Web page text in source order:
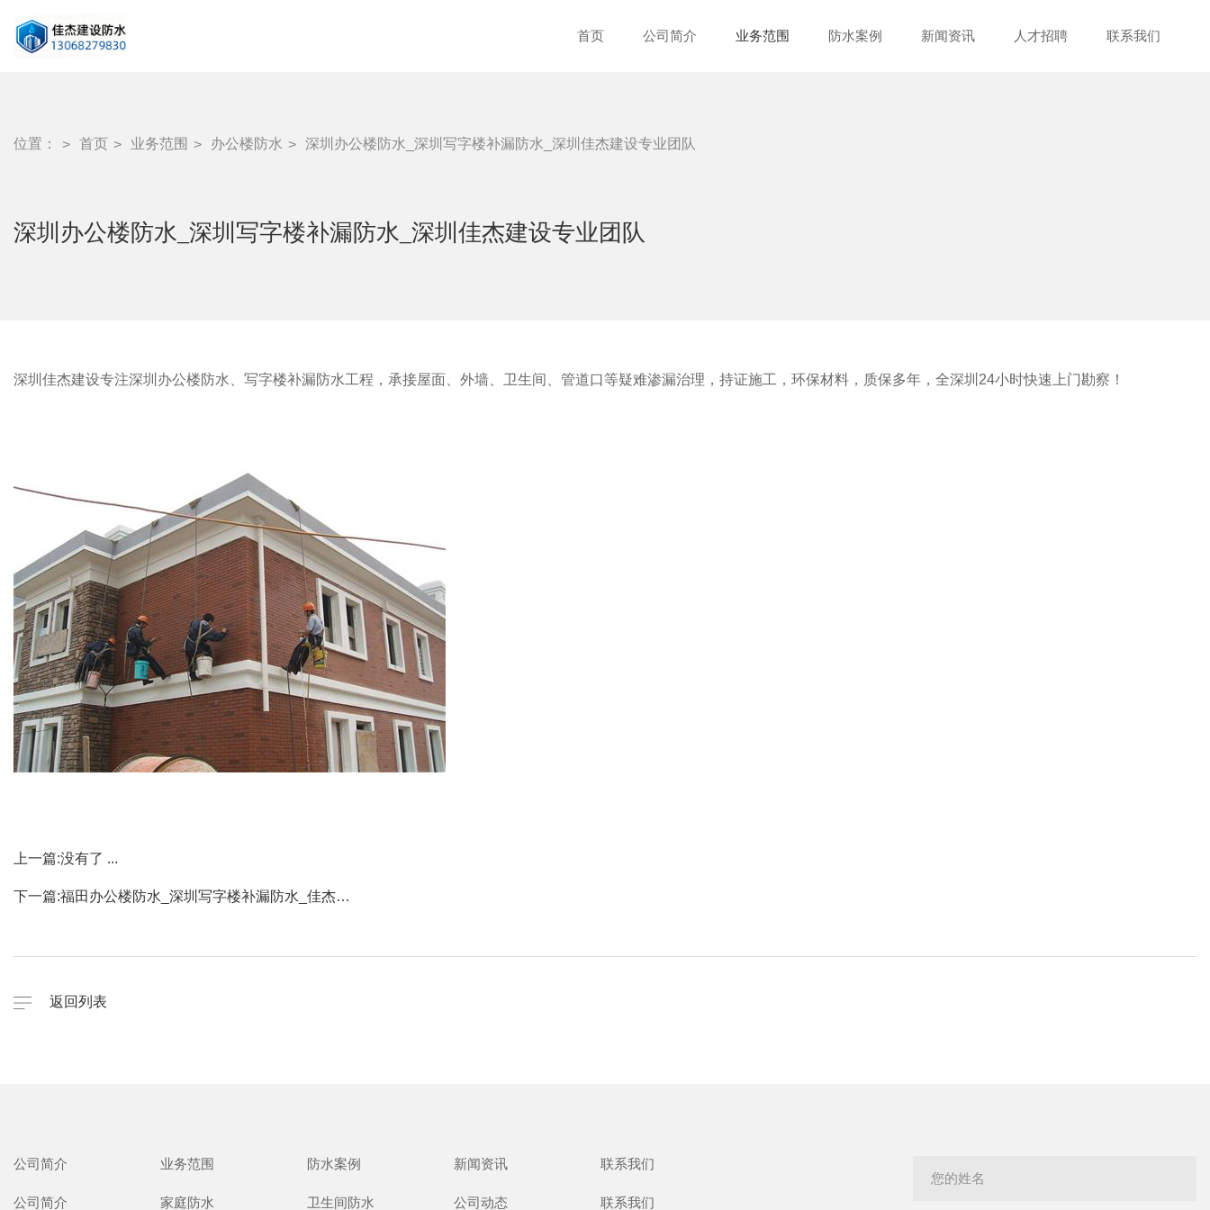
首页 公司简介 业务范围 防水案例 新闻资讯 人才招聘 联系我们
位置： 首页 业务范围 办公楼防水 深圳办公楼防水_深圳写字楼补漏防水_深圳佳杰建设专业团队
深圳办公楼防水_深圳写字楼补漏防水_深圳佳杰建设专业团队
深圳佳杰建设专注深圳办公楼防水、写字楼补漏防水工程，承接屋面、外墙、卫生间、管道口等疑难渗漏治理，持证施工，环保材料，质保多年，全深圳24小时快速上门勘察！
上一篇:没有了 ...
下一篇:福田办公楼防水_深圳写字楼补漏防水_佳杰…
返回列表
公司简介
公司简介
业务范围
家庭防水
防水案例
卫生间防水
新闻资讯
公司动态
联系我们
联系我们